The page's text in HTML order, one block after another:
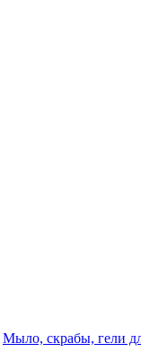
Мыло, скрабы, гели